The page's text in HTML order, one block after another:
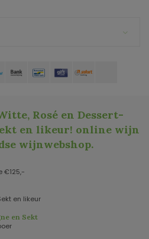
Rosé en Dessert-
en likeur! online wijn
wijnwebshop.
€125,-
en likeur
en Sekt